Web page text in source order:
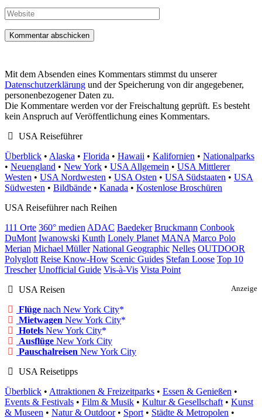
Adresse
Website
Mit dem Absenden eines Kommentars stimmst du unserer
Datenschutzerklärung und der Speicherung von dir angegebener,
personenbezogener Daten zu.
Die Kommentare werden vor der Freischaltung geprüft. Es besteht
kein Anspruch auf Veröffentlichung eines Kommentars.
USA Reiseführer
Überblick • Alaska • Florida • Hawaii • Kalifornien • Nationalparks
• Neuengland • New York • USA Allgemein • USA Mittlerer
Westen • USA Nordwesten • USA Osten • USA Südstaaten • USA
Südwesten • Bildbände • Kanada • Kostenlose Broschüren
USA Reiseführer nach Reihen
111 Orte 360° medien ADAC Baedeker Bruckmann Conbook
DuMont Iwanowski Kunth Lonely Planet MANA Marco Polo
Merian Michael Müller National Geographic Nelles OUTDOOR
Polyglott Reise Know-How Scenic Guides Stefan Loose Top 10
Trescher Unofficial Guide Vis-à-Vis Vista Point
Anzeige
USA Reisen
Flüge nach New York City
Mietwagen New York City
Hotels New York City
Ausflüge New York City
Pauschalreisen New York City
USA Reisetipps
Überblick • Attraktionen & Freizeitparks • Essen & Genießen •
Events & Festivals • Film & Musik • Kultur & Gesellschaft • Kunst
& Museen • Natur & Outdoor• Sport • Städte & Metropolen •